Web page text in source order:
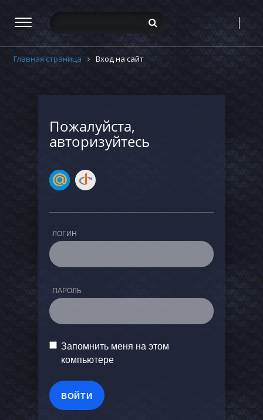
Главная страница Вход на сайт
Пожалуйста,
авторизуйтесь
ЛОГИН
ПАРОЛЬ
Запомнить меня на этом
компьютере